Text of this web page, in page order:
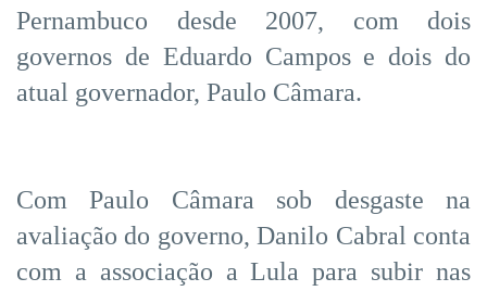
Pernambuco desde 2007, com dois
governos de Eduardo Campos e dois do
atual governador, Paulo Câmara.
Com Paulo Câmara sob desgaste na
avaliação do governo, Danilo Cabral conta
com a associação a Lula para subir nas